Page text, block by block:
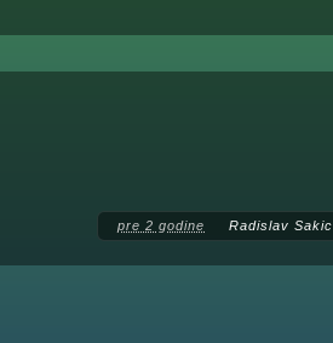
pre 2 godine Radislav Sakic